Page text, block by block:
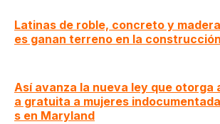
Latinas de roble, concreto y
es ganan terreno en la construcción
Así avanza la nueva ley que otorga
a gratuita a mujeres
s en Maryland